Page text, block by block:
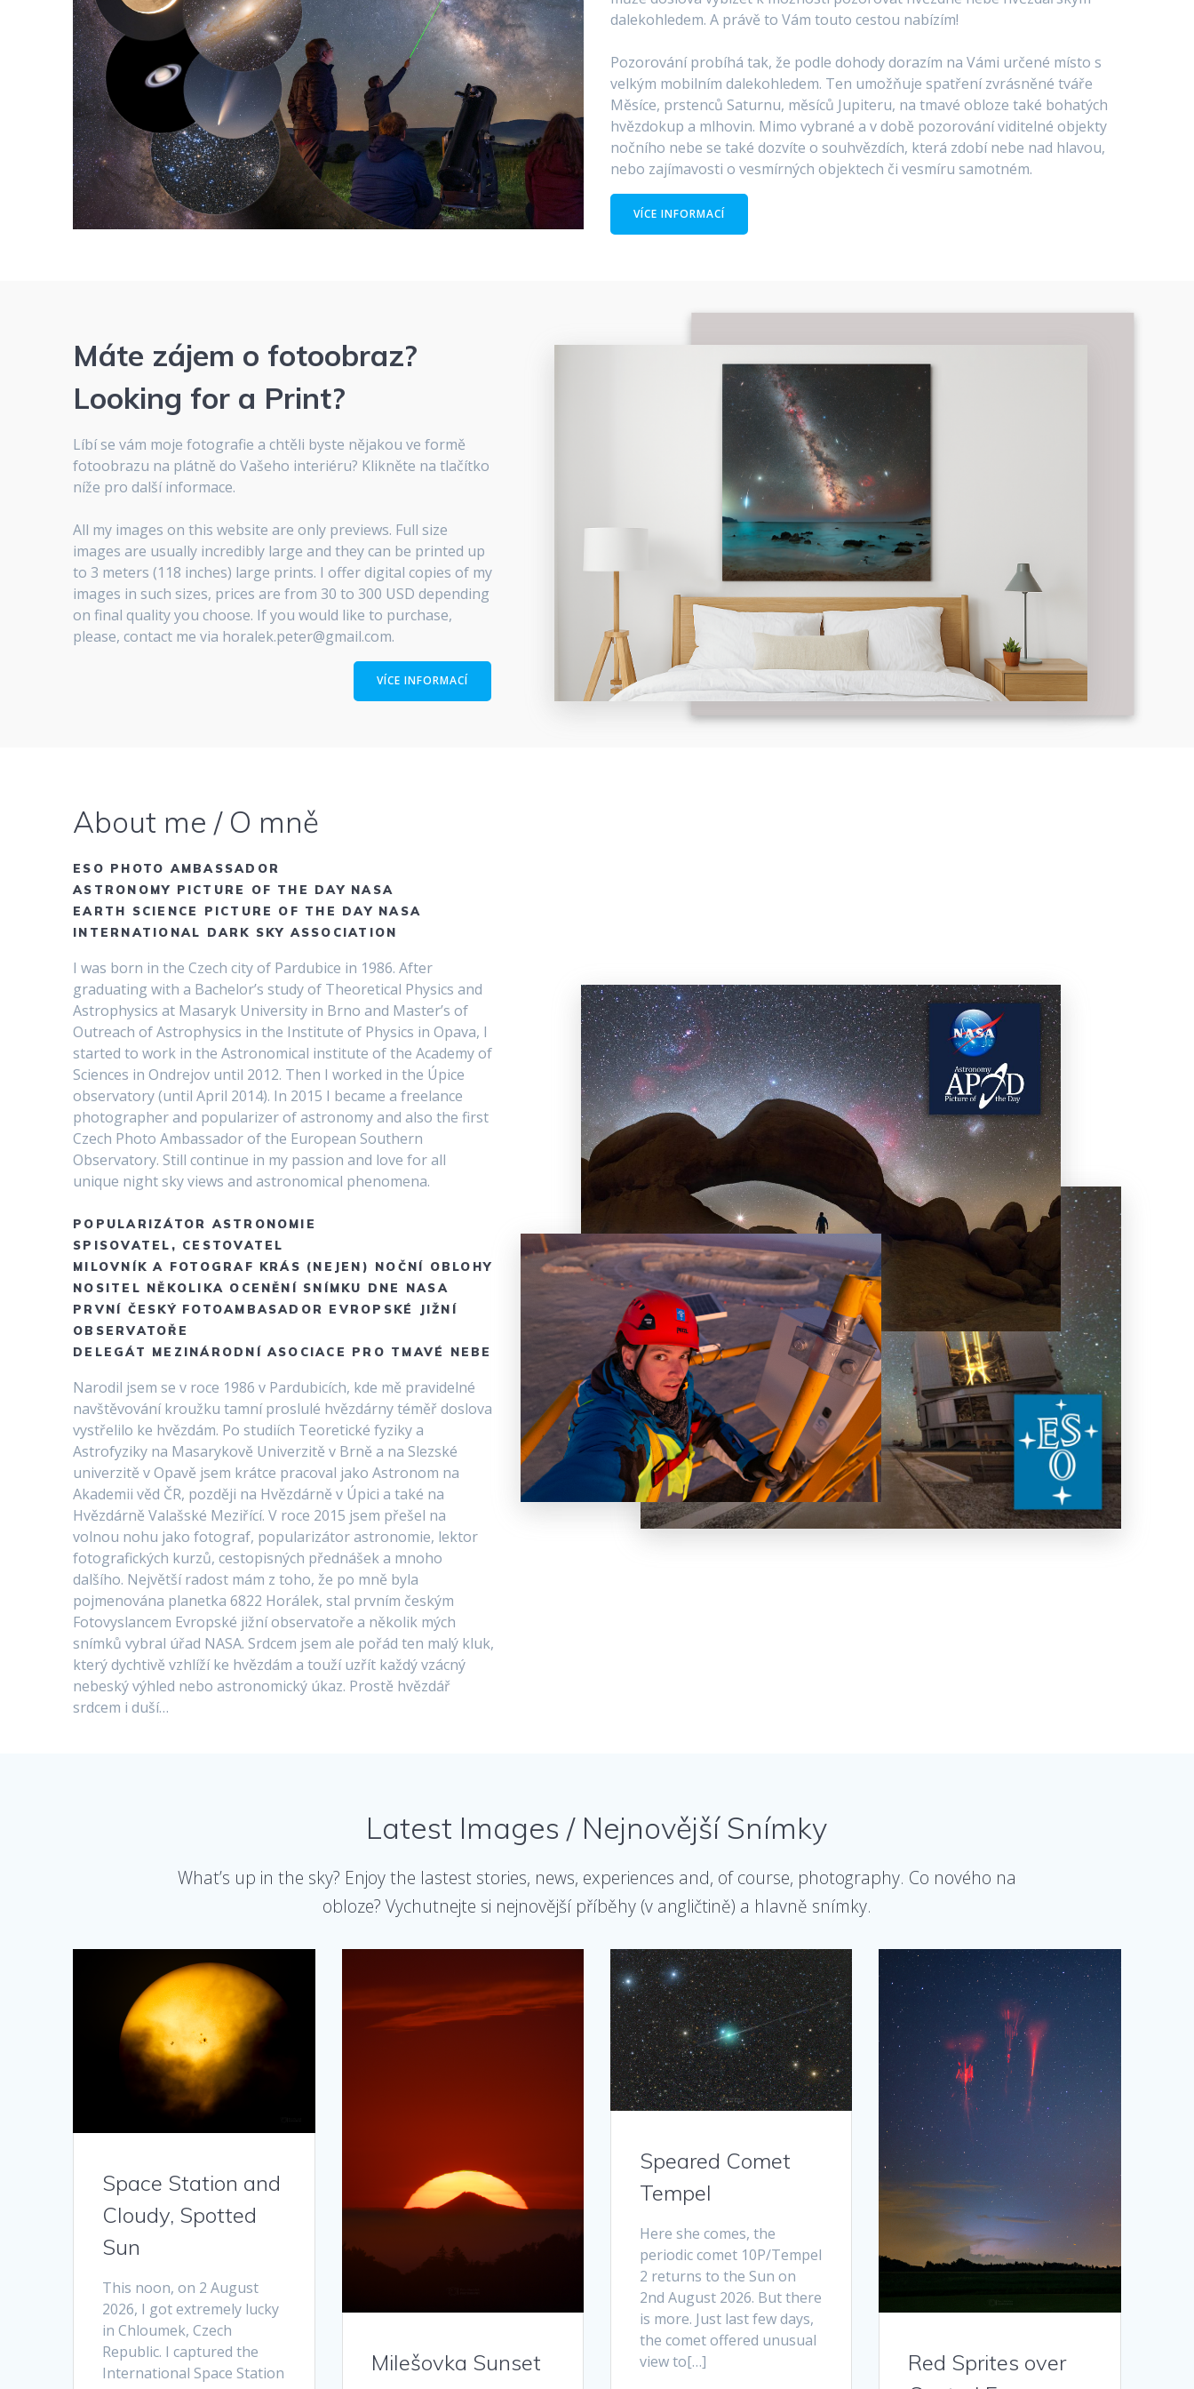
dalekohledem. A právě to Vám touto cestou nabízím!
Pozorování probíhá tak, že podle dohody dorazím na Vámi určené místo s
velkým mobilním dalekohledem. Ten umožňuje spatření zvrásněné tváře
Měsíce, prstenců Saturnu, měsíců Jupiteru, na tmavé obloze také bohatých
hvězdokup a mlhovin. Mimo vybrané a v době pozorování viditelné objekty
nočního nebe se také dozvíte o souhvězdích, která zdobí nebe nad hlavou,
nebo zajímavosti o vesmírných objektech či vesmíru samotném.
VÍCE INFORMACÍ
Máte zájem o fotoobraz?
Looking for a Print?
Líbí se vám moje fotografie a chtěli byste nějakou ve formě
fotoobrazu na plátně do Vašeho interiéru? Klikněte na tlačítko
níže pro další informace.
All my images on this website are only previews. Full size
images are usually incredibly large and they can be printed up
to 3 meters (118 inches) large prints. I offer digital copies of my
images in such sizes, prices are from 30 to 300 USD depending
on final quality you choose. If you would like to purchase,
please, contact me via horalek.peter@gmail.com.
VÍCE INFORMACÍ
About me / O mně
ESO PHOTO AMBASSADOR
ASTRONOMY PICTURE OF THE DAY NASA
EARTH SCIENCE PICTURE OF THE DAY NASA
INTERNATIONAL DARK SKY ASSOCIATION
I was born in the Czech city of Pardubice in 1986. After
graduating with a Bachelor’s study of Theoretical Physics and
Astrophysics at Masaryk University in Brno and Master’s of
Outreach of Astrophysics in the Institute of Physics in Opava, I
started to work in the Astronomical institute of the Academy of
Sciences in Ondrejov until 2012. Then I worked in the Úpice
observatory (until April 2014). In 2015 I became a freelance
photographer and popularizer of astronomy and also the first
Czech Photo Ambassador of the European Southern
Observatory. Still continue in my passion and love for all
unique night sky views and astronomical phenomena.
POPULARIZÁTOR ASTRONOMIE
SPISOVATEL, CESTOVATEL
MILOVNÍK A FOTOGRAF KRÁS (NEJEN) NOČNÍ OBLOHY
NOSITEL NĚKOLIKA OCENĚNÍ SNÍMKU DNE NASA
PRVNÍ ČESKÝ FOTOAMBASADOR EVROPSKÉ JIŽNÍ
OBSERVATOŘE
DELEGÁT MEZINÁRODNÍ ASOCIACE PRO TMAVÉ NEBE
Narodil jsem se v roce 1986 v Pardubicích, kde mě pravidelné
navštěvování kroužku tamní proslulé hvězdárny téměř doslova
vystřelilo ke hvězdám. Po studiích Teoretické fyziky a
Astrofyziky na Masarykově Univerzitě v Brně a na Slezské
univerzitě v Opavě jsem krátce pracoval jako Astronom na
Akademii věd ČR, později na Hvězdárně v Úpici a také na
Hvězdárně Valašské Meziřící. V roce 2015 jsem přešel na
volnou nohu jako fotograf, popularizátor astronomie, lektor
fotografických kurzů, cestopisných přednášek a mnoho
dalšího. Největší radost mám z toho, že po mně byla
pojmenována planetka 6822 Horálek, stal prvním českým
Fotovyslancem Evropské jižní observatoře a několik mých
snímků vybral úřad NASA. Srdcem jsem ale pořád ten malý kluk,
který dychtivě vzhlíží ke hvězdám a touží uzřít každý vzácný
nebeský výhled nebo astronomický úkaz. Prostě hvězdář
srdcem i duší…
Latest Images / Nejnovější Snímky
What’s up in the sky? Enjoy the lastest stories, news, experiences and, of course, photography. Co nového na
obloze? Vychutnejte si nejnovější příběhy (v angličtině) a hlavně snímky.
Space Station and
Cloudy, Spotted
Sun
This noon, on 2 August
2026, I got extremely lucky
in Chloumek, Czech
Republic. I captured the
International Space Station
Milešovka Sunset
Speared Comet
Tempel
Here she comes, the
periodic comet 10P/Tempel
2 returns to the Sun on
2nd August 2026. But there
is more. Just last few days,
the comet offered unusual
view to[…]
Red Sprites over